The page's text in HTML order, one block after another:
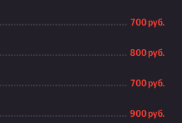
700 руб.
800 руб.
700 руб.
900 руб.